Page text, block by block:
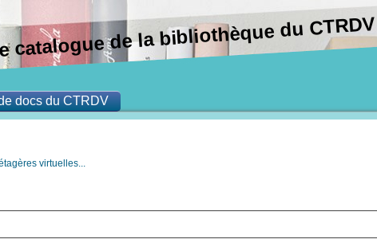
virtuelles...
catalogue de la bibliothèque du CTRDV
docs du CTRDV